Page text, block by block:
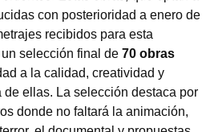
con posterioridad a enero de
recibidos para esta
selección final de 70 obras
a la calidad, creatividad y
ellas. La selección destaca por
donde no faltará la animación,